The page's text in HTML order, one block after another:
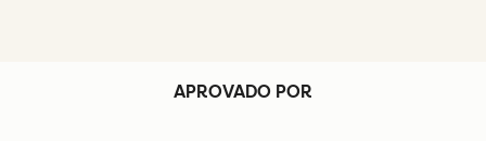
APROVADO POR